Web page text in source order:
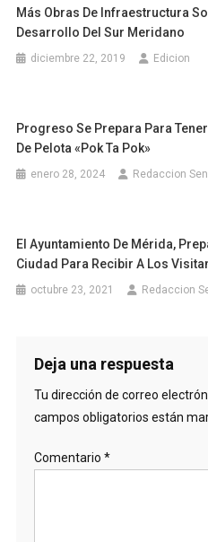
Más Obras De Infraestructura
Desarrollo Del Sur Meridano
diciembre 22, 2019 Edicion
Progreso Se Prepara Para
De Pelota «Pok Ta Pok»
enero 28, 2024 Redaccion
El Ayuntamiento De Mérida,
Ciudad Para Recibir A Los
octubre 23, 2021 Redaccion
Deja una respuesta
Tu dirección de correo
campos obligatorios están
Comentario *